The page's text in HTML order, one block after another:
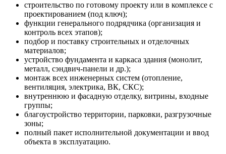
строительство по готовому проекту или в комплексе с
проектированием (под ключ);
функции генерального подрядчика (организация и
контроль всех этапов);
подбор и поставку строительных и отделочных
материалов;
устройство фундамента и каркаса здания (монолит,
металл, сэндвич-панели и др.);
монтаж всех инженерных систем (отопление,
вентиляция, электрика, ВК, СКС);
внутреннюю и фасадную отделку, витрины, входные
группы;
благоустройство территории, парковки, разгрузочные
зоны;
полный пакет исполнительной документации и ввод
объекта в эксплуатацию.